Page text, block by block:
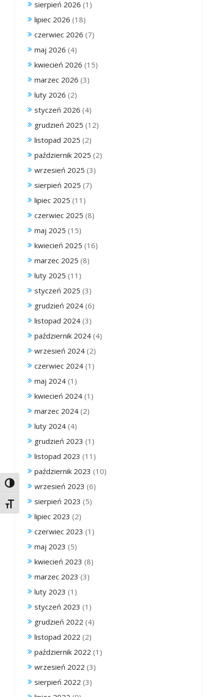
Toggle High Contrast
Toggle Font size
sierpień 2026 (1)
lipiec 2026 (18)
czerwiec 2026 (7)
maj 2026 (4)
kwiecień 2026 (15)
marzec 2026 (3)
luty 2026 (2)
styczeń 2026 (4)
grudzień 2025 (12)
listopad 2025 (2)
październik 2025 (2)
wrzesień 2025 (3)
sierpień 2025 (7)
lipiec 2025 (11)
czerwiec 2025 (8)
maj 2025 (15)
kwiecień 2025 (16)
marzec 2025 (8)
luty 2025 (11)
styczeń 2025 (3)
grudzień 2024 (6)
listopad 2024 (3)
październik 2024 (4)
wrzesień 2024 (2)
czerwiec 2024 (1)
maj 2024 (1)
kwiecień 2024 (1)
marzec 2024 (2)
luty 2024 (4)
grudzień 2023 (1)
listopad 2023 (11)
październik 2023 (10)
wrzesień 2023 (6)
sierpień 2023 (5)
lipiec 2023 (2)
czerwiec 2023 (1)
maj 2023 (5)
kwiecień 2023 (8)
marzec 2023 (3)
luty 2023 (1)
styczeń 2023 (1)
grudzień 2022 (4)
listopad 2022 (2)
październik 2022 (1)
wrzesień 2022 (3)
sierpień 2022 (3)